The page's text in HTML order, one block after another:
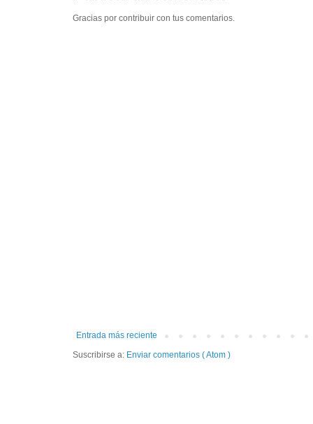
Gracias por contribuir con tus comentarios.
Entrada más reciente
Suscribirse a: Enviar comentarios ( Atom )